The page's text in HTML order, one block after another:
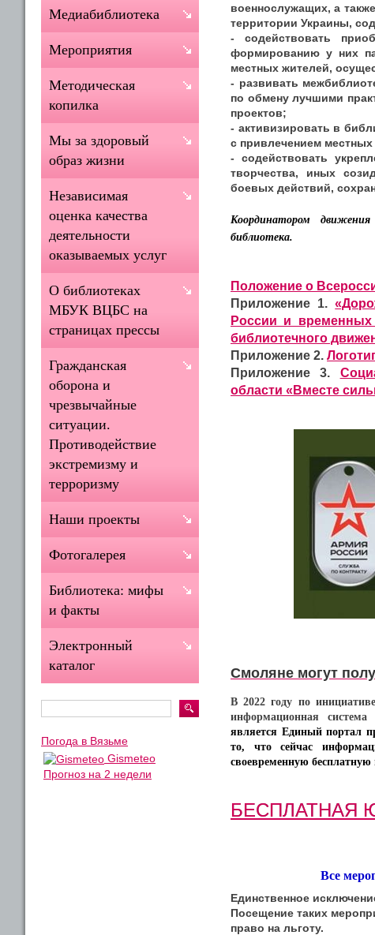
военнослужащих, а
территории Украины,
- содействовать
формированию у них
местных жителей,
- развивать
по обмену лучшими
проектов;
- активизировать в
с привлечением
- содействовать
творчества, иных
боевых действий,
Координатором движения
библиотека.
Положение о
Приложение 1.
России и
библиотечного
Приложение 2.
Приложение 3.
области «Вместе
Смоляне могут
В 2022 году по
информационная система
является Единый портал
то, что сейчас
своевременную
БЕСПЛАТНАЯ
Все
Единственное
Посещение таких
право на льготу.
Медиабиблиотека
Мероприятия
Методическая
копилка
Мы за здоровый
образ жизни
Независимая
оценка качества
деятельности
оказываемых услуг
О библиотеках
МБУК ВЦБС на
страницах прессы
Гражданская
оборона и
чрезвычайные
ситуации.
Противодействие
экстремизму и
терроризму
Наши проекты
Фотогалерея
Библиотека: мифы
и факты
Электронный
каталог
Погода в Вязьме
Gismeteo
Прогноз на 2 недели